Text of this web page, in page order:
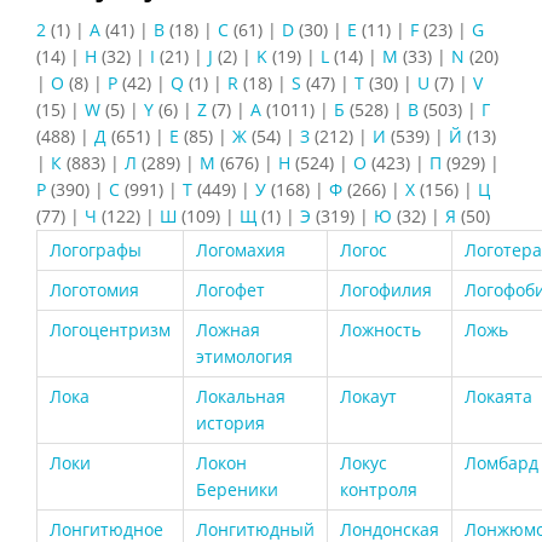
2 (1) | A (41) | B (18) | C (61) | D (30) | E (11) | F (23) | G
(14) | H (32) | I (21) | J (2) | K (19) | L (14) | M (33) | N (20)
| O (8) | P (42) | Q (1) | R (18) | S (47) | T (30) | U (7) | V
(15) | W (5) | Y (6) | Z (7) | А (1011) | Б (528) | В (503) | Г
(488) | Д (651) | Е (85) | Ж (54) | З (212) | И (539) | Й (13)
| К (883) | Л (289) | М (676) | Н (524) | О (423) | П (929) |
Р (390) | С (991) | Т (449) | У (168) | Ф (266) | Х (156) | Ц
(77) | Ч (122) | Ш (109) | Щ (1) | Э (319) | Ю (32) | Я (50)
Логографы
Логомахия Логос
Логотомия
Логофет Логофилия
Логоцентризм
Ложная
этимология
Ложность Ложь
Лока
Локальная
история
Локаут Локаята
Локи
Локон
Береники
Локус
контроля
Ломбард
Лонгитюдное Лонгитюдный Лондонская